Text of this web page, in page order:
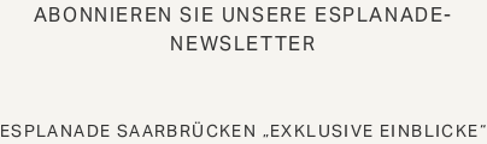
ABONNIEREN SIE UNSERE ESPLANADE-
NEWSLETTER
ESPLANADE SAARBRÜCKEN „EXKLUSIVE EINBLICKE“